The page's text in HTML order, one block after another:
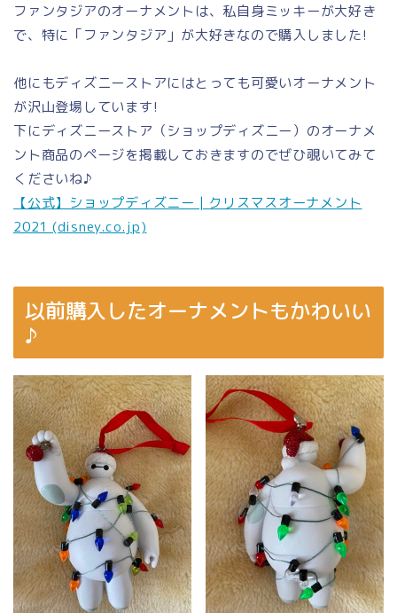
ファンタジアのオーナメントは、私自身ミッキーが大好き
で、特に「ファンタジア」が大好きなので購入しました!
他にもディズニーストアにはとっても可愛いオーナメント
が沢山登場しています!
下にディズニーストア（ショップディズニー）のオーナメ
ント商品のページを掲載しておきますのでぜひ覗いてみて
くださいね♪
【公式】ショップディズニー | クリスマスオーナメント
2021 (disney.co.jp)
以前購入したオーナメントもかわいい
♪